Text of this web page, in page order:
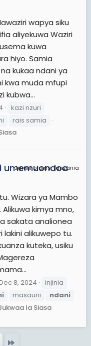
wapya siku
aliyekuwa Waziri
kuwa
hiyo. Samia
kukaa ndani ya
kwa muda mfupi
kubwa...
kazi nzuri
rais samia
JamiiForums Tanzania
umemuondoa
Wizara ya Mambo
kimya mno,
sakata analionea
lakini alikuwepo tu.
kuteka, usiku
8, 2024
injinia
masauni
ndani
la Siasa